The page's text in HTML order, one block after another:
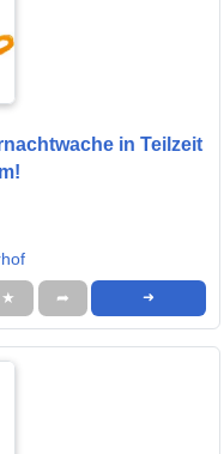
in Teilzeit
★ ➦ ➜